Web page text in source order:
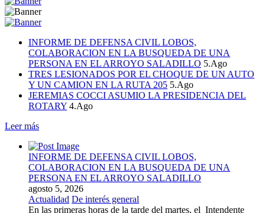
INFORME DE DEFENSA CIVIL LOBOS,
COLABORACION EN LA BUSQUEDA DE UNA
PERSONA EN EL ARROYO SALADILLO 5.Ago
TRES LESIONADOS POR EL CHOQUE DE UN AUTO
Y UN CAMION EN LA RUTA 205 5.Ago
JEREMIAS COCCI ASUMIO LA PRESIDENCIA DEL
ROTARY 4.Ago
Leer más
INFORME DE DEFENSA CIVIL LOBOS,
COLABORACION EN LA BUSQUEDA DE UNA
PERSONA EN EL ARROYO SALADILLO
agosto 5, 2026
Actualidad De interés general
En las primeras horas de la tarde del martes, el Intendente